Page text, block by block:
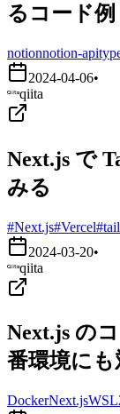
るコード例
notionnotion-api
2024-04-06•
qiita
Next.js で
みる
#Next.js#Vercel
2024-03-20•
qiita
Next.js の
番環境に
DockerNext.js